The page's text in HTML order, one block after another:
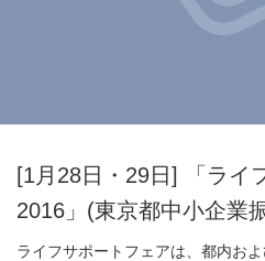
[1月28日・29日] 「ライ
2016」(東京都中小企業
ライフサポートフェアは、都内お